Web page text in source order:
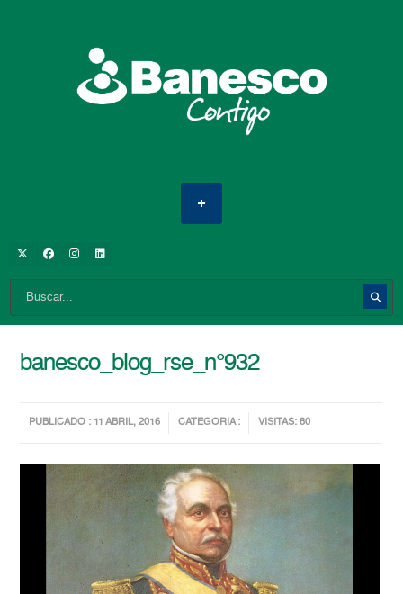
banesco_blog_rse_n°932
PUBLICADO : 11 ABRIL, 2016 CATEGORIA : VISITAS: 80